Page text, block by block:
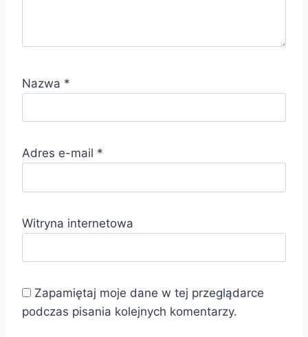
Nazwa *
Adres e-mail *
Witryna internetowa
Zapamiętaj moje dane w tej przeglądarce
podczas pisania kolejnych komentarzy.